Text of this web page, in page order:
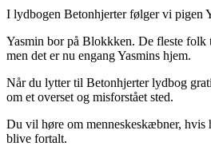
I lydbogen Betonhjerter følger vi pigen
Yasmin bor på Blokkken. De fleste folk
men det er nu engang Yasmins hjem.
Når du lytter til Betonhjerter lydbog
om et overset og misforstået sted.
Du vil høre om menneskeskæbner, hvis
blive fortalt.